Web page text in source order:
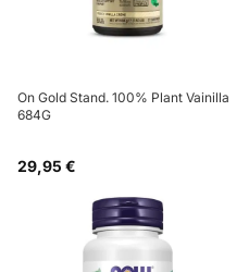
On Gold Stand. 100% Plant Vainilla
684G
29,95 €